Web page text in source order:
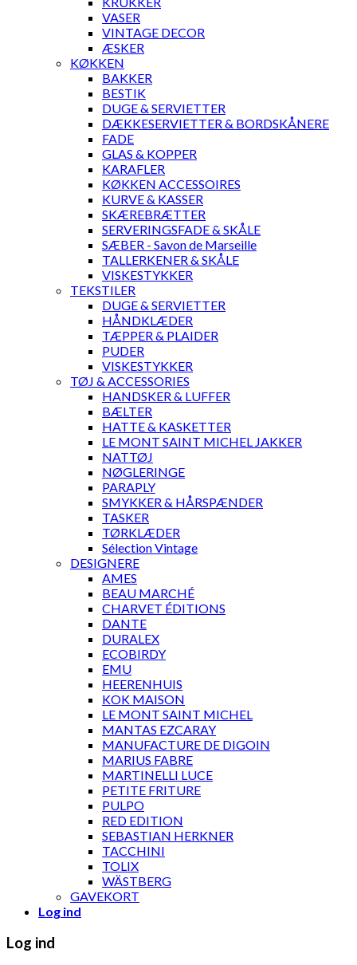
VASER
VINTAGE DECOR
ÆSKER
KØKKEN
BAKKER
BESTIK
DUGE & SERVIETTER
DÆKKESERVIETTER & BORDSKÅNERE
FADE
GLAS & KOPPER
KARAFLER
KØKKEN ACCESSOIRES
KURVE & KASSER
SKÆREBRÆTTER
SERVERINGSFADE & SKÅLE
SÆBER - Savon de Marseille
TALLERKENER & SKÅLE
VISKESTYKKER
TEKSTILER
DUGE & SERVIETTER
HÅNDKLÆDER
TÆPPER & PLAIDER
PUDER
VISKESTYKKER
TØJ & ACCESSORIES
HANDSKER & LUFFER
BÆLTER
HATTE & KASKETTER
LE MONT SAINT MICHEL JAKKER
NATTØJ
NØGLERINGE
PARAPLY
SMYKKER & HÅRSPÆNDER
TASKER
TØRKLÆDER
Sélection Vintage
DESIGNERE
AMES
BEAU MARCHÉ
CHARVET ÉDITIONS
DANTE
DURALEX
ECOBIRDY
EMU
HEERENHUIS
KOK MAISON
LE MONT SAINT MICHEL
MANTAS EZCARAY
MANUFACTURE DE DIGOIN
MARIUS FABRE
MARTINELLI LUCE
PETITE FRITURE
PULPO
RED EDITION
SEBASTIAN HERKNER
TACCHINI
TOLIX
WÄSTBERG
GAVEKORT
Log ind
Log ind